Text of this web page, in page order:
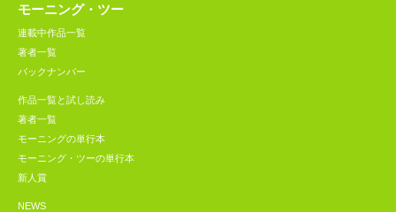
モーニング・ツー
連載中作品一覧
著者一覧
バックナンバー
作品一覧と試し読み
著者一覧
モーニングの単行本
モーニング・ツーの単行本
新人賞
NEWS